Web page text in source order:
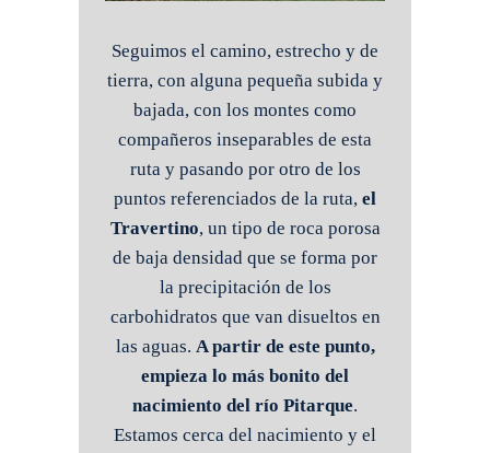
Seguimos el camino, estrecho y de
tierra, con alguna pequeña subida y
bajada, con los montes como
compañeros inseparables de esta
ruta y pasando por otro de los
puntos referenciados de la ruta, el
Travertino, un tipo de roca porosa
de baja densidad que se forma por
la precipitación de los
carbohidratos que van disueltos en
las aguas. A partir de este punto,
empieza lo más bonito del
nacimiento del río Pitarque.
Estamos cerca del nacimiento y el